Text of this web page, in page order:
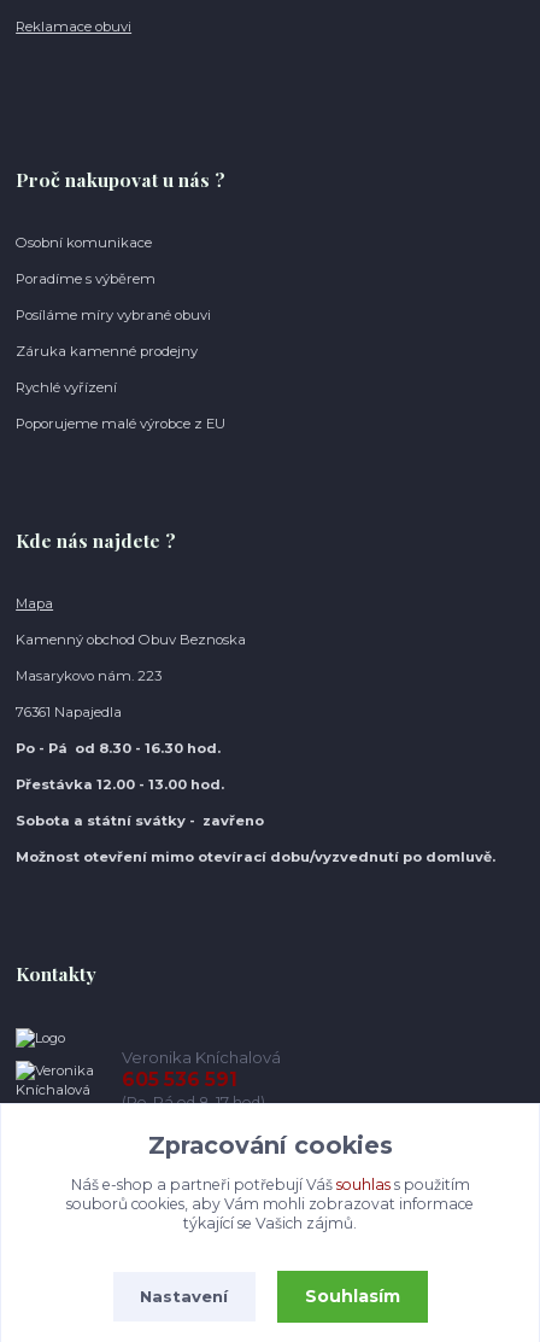
Reklamace obuvi
Proč nakupovat u nás ?
Osobní komunikace
Poradíme s výběrem
Posíláme míry vybrané obuvi
Záruka kamenné prodejny
Rychlé vyřízení
Poporujeme malé výrobce z EU
Kde nás najdete ?
Mapa
Kamenný obchod Obuv Beznoska
Masarykovo nám. 223
76361 Napajedla
Po - Pá od 8.30 - 16.30 hod.
Přestávka 12.00 - 13.00 hod.
Sobota a státní svátky - zavřeno
Možnost otevření mimo otevírací dobu/vyzvednutí po domluvě.
Kontakty
Veronika Kníchalová
605 536 591
(Po-Pá od 8-17 hod)
info@pohodlneboty.cz
Zpracování cookies
Náš e-shop a partneři potřebují Váš souhlass použitím
souborů cookies, aby Vám mohli zobrazovat informace
týkající se Vašich zájmů.
Nastavení Souhlasím